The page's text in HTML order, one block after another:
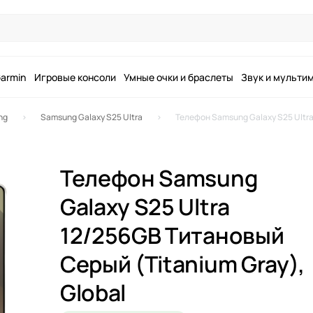
Игровые консоли Умные очки и браслеты Звук и
Samsung Galaxy S25 Ultra Телефон Samsung Galaxy S25
Телефон Samsung
Galaxy S25 Ultra
12/256GB Титановый
Серый (Titanium Gray),
Global